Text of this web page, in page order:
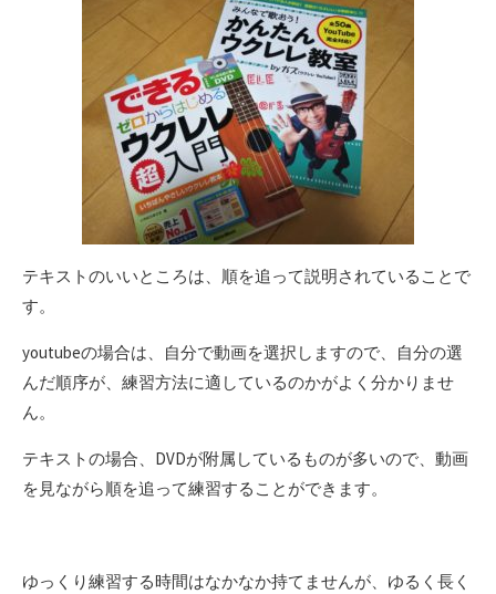
テキストのいいところは、順を追って説明されていることで
す。
youtubeの場合は、自分で動画を選択しますので、自分の選
んだ順序が、練習方法に適しているのかがよく分かりませ
ん。
テキストの場合、DVDが附属しているものが多いので、動画
を見ながら順を追って練習することができます。
ゆっくり練習する時間はなかなか持てませんが、ゆるく長く